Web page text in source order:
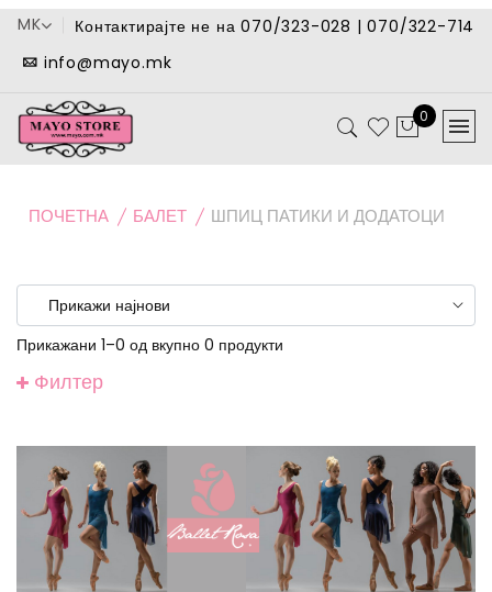
MK
Контактирајте не на 070/323-028 | 070/322-714
info@mayo.mk
0
ПОЧЕТНА БАЛЕТ ШПИЦ ПАТИКИ И ДОДАТОЦИ
Прикажани 1–0 од вкупно 0 продукти
Филтер